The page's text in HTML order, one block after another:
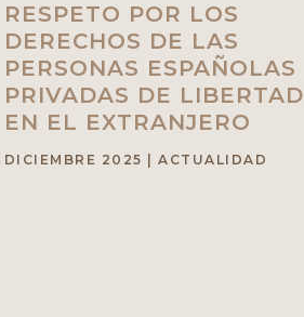
RESPETO POR LOS
DERECHOS DE LAS
PERSONAS ESPAÑOLAS
PRIVADAS DE LIBERTAD
EN EL EXTRANJERO
DICIEMBRE 2025 |ACTUALIDAD